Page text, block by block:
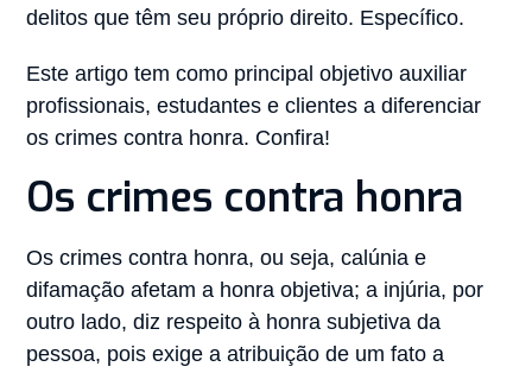
delitos que têm seu próprio direito. Específico.
Este artigo tem como principal objetivo auxiliar
profissionais, estudantes e clientes a diferenciar
os crimes contra honra. Confira!
Os crimes contra honra
Os crimes contra honra, ou seja, calúnia e
difamação afetam a honra objetiva; a injúria, por
outro lado, diz respeito à honra subjetiva da
pessoa, pois exige a atribuição de um fato a